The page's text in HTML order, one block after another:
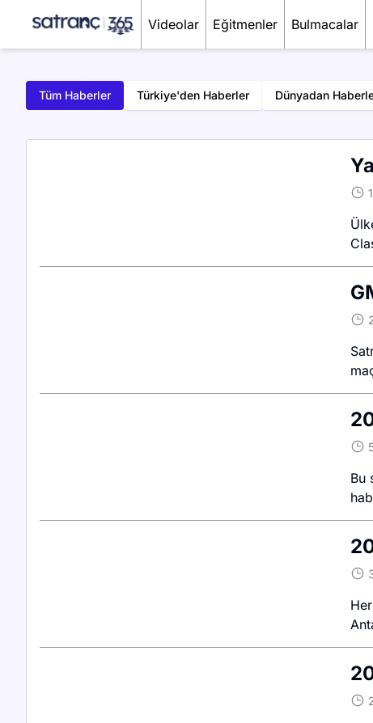
Satranç 365
Videolar Eğitmenler Bulmacalar
Tüm Haberler Türkiye'den Haberler Dünyadan
Bu